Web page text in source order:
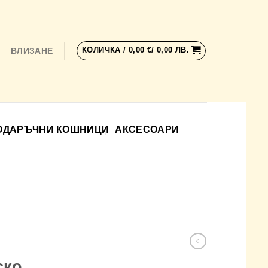
ВЛИЗАНЕ КОЛИЧКА / 0,00 €/ 0,00 ЛВ.
КОШНИЦИ АКСЕСОАРИ